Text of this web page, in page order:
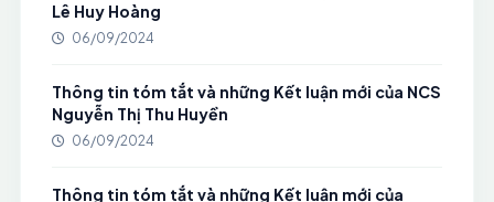
Lê Huy Hoàng
06/09/2024
Thông tin tóm tắt và những Kết luận mới của NCS
Nguyễn Thị Thu Huyền
06/09/2024
Thông tin tóm tắt và những Kết luận mới của